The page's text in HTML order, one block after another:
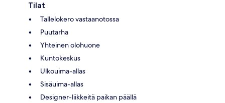
Tilat
Tallelokero vastaanotossa
Puutarha
Yhteinen olohuone
Kuntokeskus
Ulkouima-allas
Sisäuima-allas
Designer-liikkeitä paikan päällä